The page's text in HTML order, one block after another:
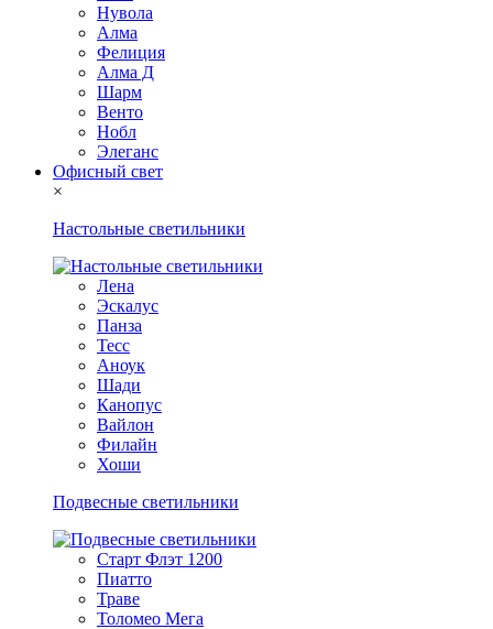
Нувола
Алма
Фелиция
Алма Д
Шарм
Венто
Нобл
Элеганс
Офисный свет
×
Настольные светильники
Лена
Эскалус
Панза
Тесс
Аноук
Шади
Канопус
Вайлон
Филайн
Хоши
Подвесные светильники
Старт Флэт 1200
Пиатто
Траве
Толомео Мега